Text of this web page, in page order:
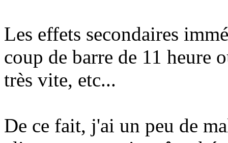
Les effets secondaires
coup de barre de 11 heure
très vite, etc...
De ce fait, j'ai un peu de